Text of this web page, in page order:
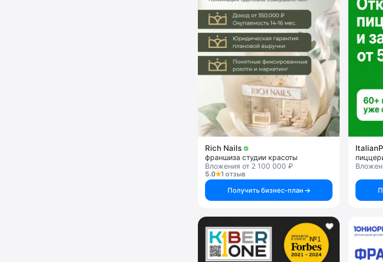
Rich Nails
франшиза студии красоты
Вложения от 2 100 000 ₽
5.0
1 отзыв
Получить бизнес-план